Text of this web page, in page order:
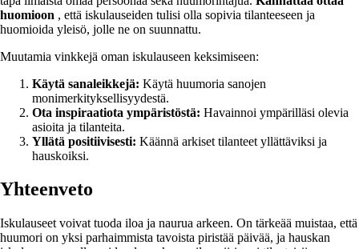
huomioon , että iskulauseiden tulisi olla sopivia tilanteeseen ja
huomioida yleisö, jolle ne on suunnattu.
Muutamia vinkkejä oman iskulauseen keksimiseen:
Käytä sanaleikkejä: Käytä huumoria sanojen
monimerkityksellisyydestä.
Ota inspiraatiota ympäristöstä: Havainnoi ympärilläsi olevia
asioita ja tilanteita.
Yllätä positiivisesti: Käännä arkiset tilanteet yllättäviksi ja
hauskoiksi.
Yhteenveto
Iskulauseet voivat tuoda iloa ja naurua arkeen. On tärkeää muistaa, että
huumori on yksi parhaimmista tavoista piristää päivää, ja hauskan